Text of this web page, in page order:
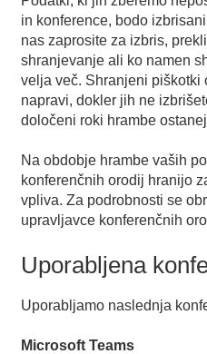
in konference, bodo
nas zaprosite za izbris,
shranjevanje ali ko namen
velja več. Shranjeni piškotki
napravi, dokler jih ne
določeni roki hrambe
Na obdobje hrambe vaših
konferenčnih orodij hranijo
vpliva. Za podrobnosti se
upravljavce konferenčnih
Uporabljena
Uporabljamo naslednja
Microsoft Teams